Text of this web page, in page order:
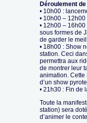
Déroulement
• 10h00 :
• 10h00 –
• 12h00 –
sous formes de
de garder le
• 18h00 : Show
station. Ceci
permettra aux
de montrer leur
animation. Cette
d’un show
• 21h30 : Fin de
Toute la
station) sera
d’animer le